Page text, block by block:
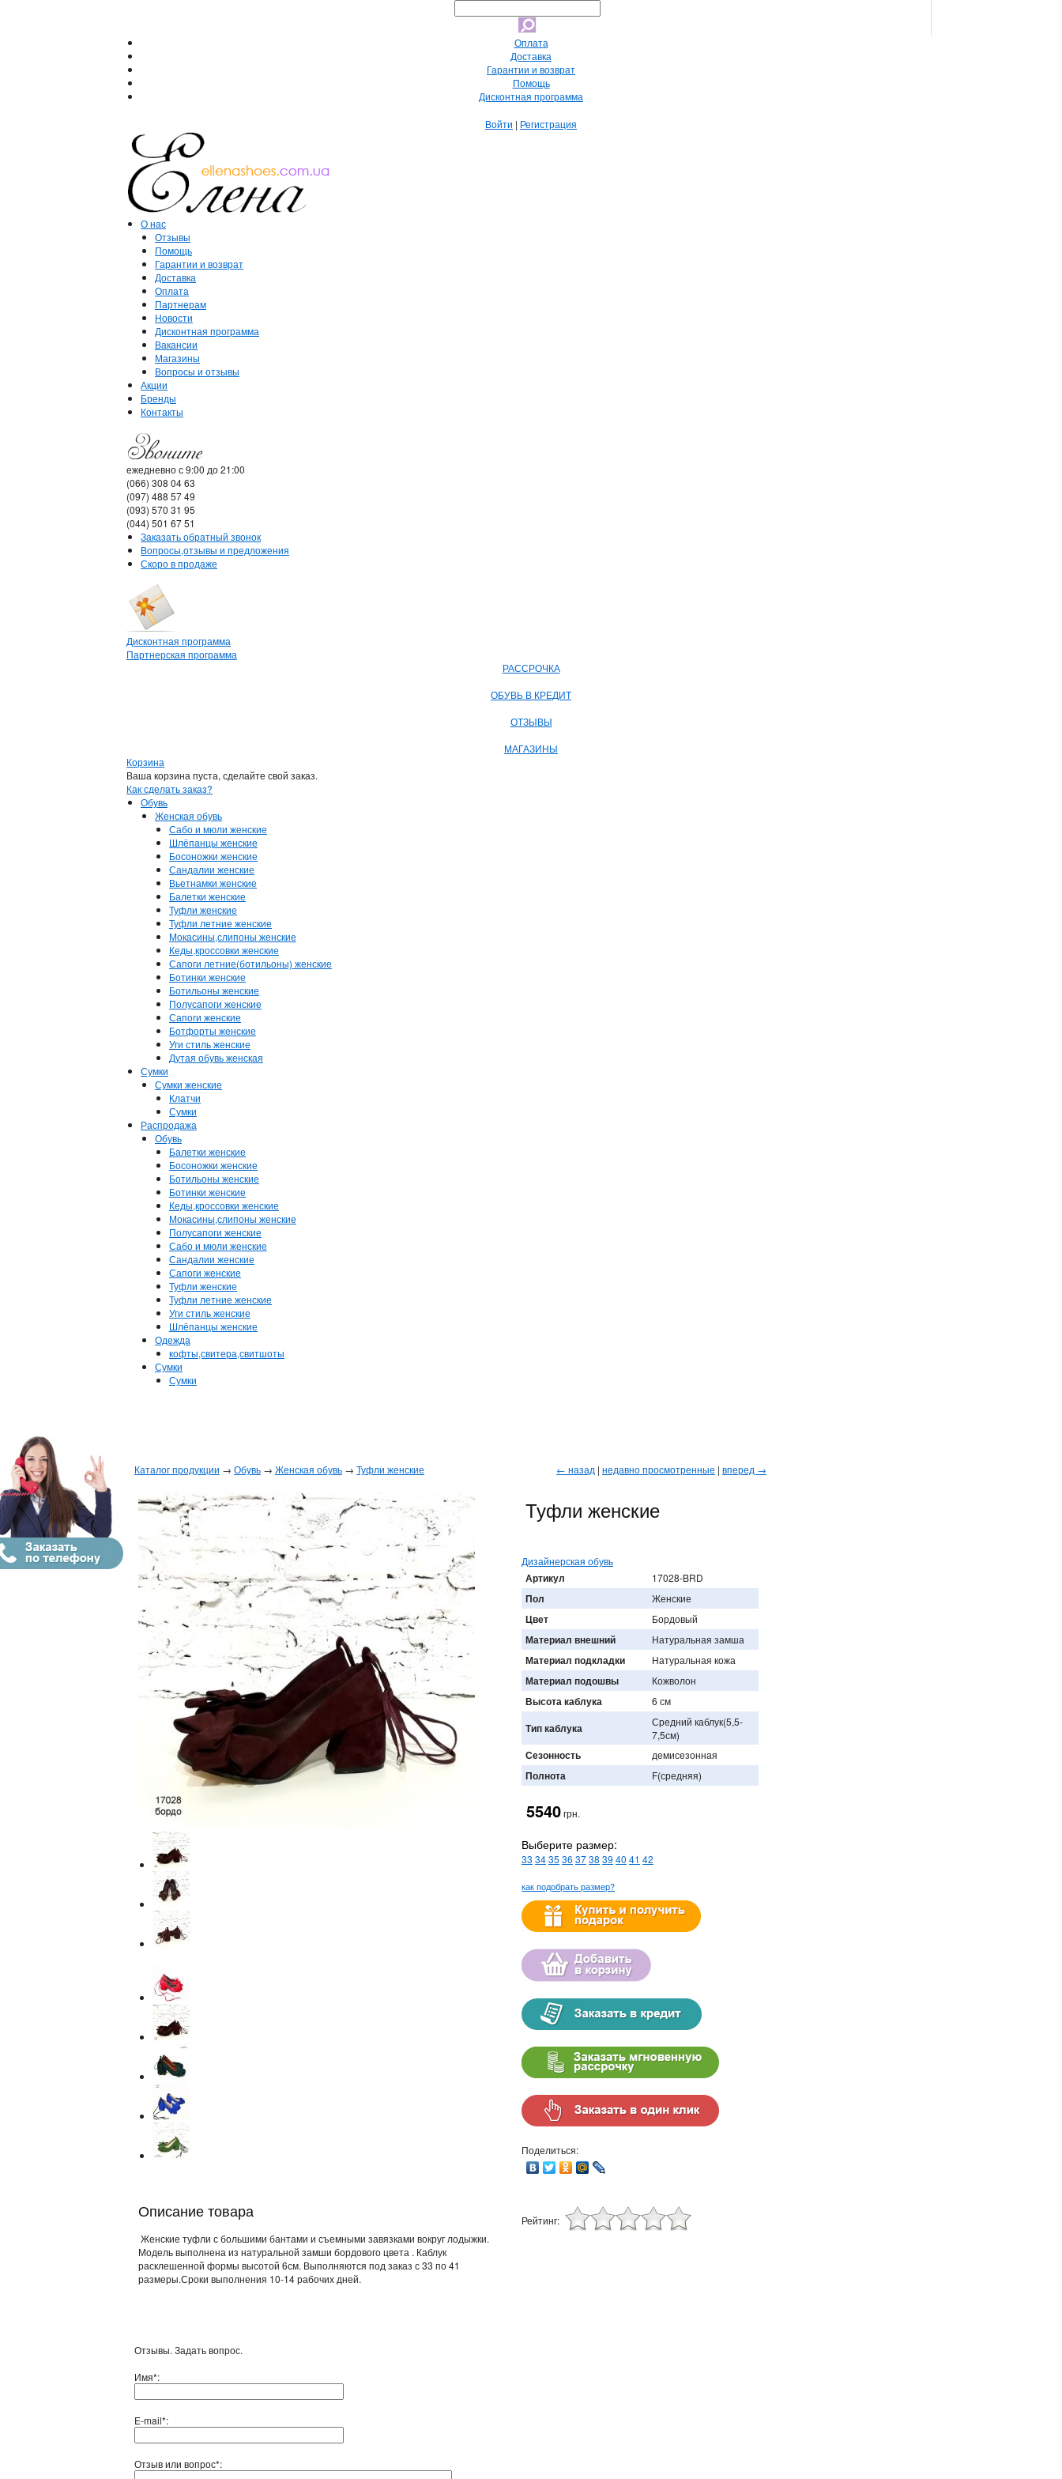
Оплата
Доставка
Гарантии и возврат
Помощь
Дисконтная программа
Войти | Регистрация
О нас
Отзывы
Помощь
Гарантии и возврат
Доставка
Оплата
Партнерам
Новости
Дисконтная программа
Вакансии
Магазины
Вопросы и отзывы
Акции
Бренды
Контакты
ежедневно с 9:00 до 21:00
(066) 308 04 63
(097) 488 57 49
(093) 570 31 95
(044) 501 67 51
Заказать обратный звонок
Вопросы,отзывы и предложения
Скоро в продаже
Дисконтная программа
Партнерская программа
РАССРОЧКА
ОБУВЬ В КРЕДИТ
ОТЗЫВЫ
МАГАЗИНЫ
Корзина
Ваша корзина пуста, сделайте свой заказ.
Как сделать заказ?
Обувь
Женская обувь
Сабо и мюли женские
Шлёпанцы женские
Босоножки женские
Сандалии женские
Вьетнамки женские
Балетки женские
Туфли женские
Туфли летние женские
Мокасины,слипоны женские
Кеды,кроссовки женские
Сапоги летние(ботильоны) женские
Ботинки женские
Ботильоны женские
Полусапоги женские
Сапоги женские
Ботфорты женские
Уги стиль женские
Дутая обувь женская
Сумки
Сумки женские
Клатчи
Сумки
Распродажа
Обувь
Балетки женские
Босоножки женские
Ботильоны женские
Ботинки женские
Кеды,кроссовки женские
Мокасины,слипоны женские
Полусапоги женские
Сабо и мюли женские
Сандалии женские
Сапоги женские
Туфли женские
Туфли летние женские
Уги стиль женские
Шлёпанцы женские
Одежда
кофты,свитера,свитшоты
Сумки
Сумки
Каталог продукции → Обувь → Женская обувь → Туфли женские ← назад | недавно просмотренные | вперед →
Описание товара
Женские туфли с большими бантами и съемными завязками вокруг лодыжки.
Модель выполнена из натуральной замши бордового цвета . Каблук
расклешенной формы высотой 6см. Выполняются под заказ с 33 по 41
размеры.Сроки выполнения 10-14 рабочих дней.
Туфли женские
Дизайнерская обувь
Артикул 17028-BRD
Пол Женские
Цвет Бордовый
Материал внешний Натуральная замша
Материал подкладки Натуральная кожа
Материал подошвы Кожволон
Высота каблука 6 см
Тип каблука
Средний каблук(5,5-
7,5см)
Сезонность демисезонная
Полнота F(средняя)
5540грн.
Выберите размер:
33 3435 36 3738 39 40 41 42
как подобрать размер?
Поделиться:
Рейтинг:
Отзывы. Задать вопрос.
Имя*:
E-mail*:
Отзыв или вопрос*: